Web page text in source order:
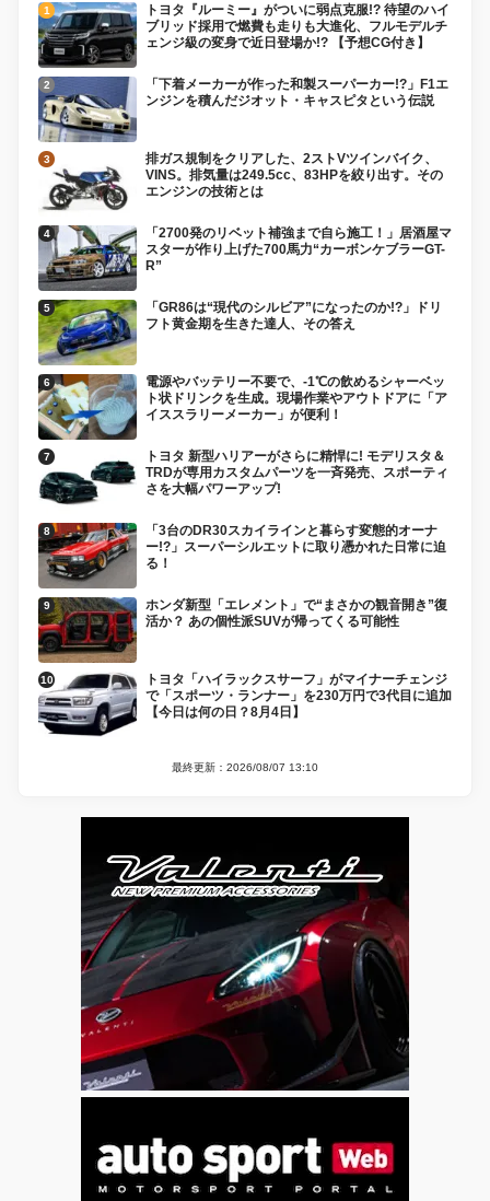
トヨタ『ルーミー』がついに弱点克服!? 待望のハイ
ブリッド採用で燃費も走りも大進化、フルモデルチ
ェンジ級の変身で近日登場か!? 【予想CG付き】
「下着メーカーが作った和製スーパーカー!?」F1エ
ンジンを積んだジオット・キャスピタという伝説
排ガス規制をクリアした、2ストVツインバイク、
VINS。排気量は249.5cc、83HPを絞り出す。その
エンジンの技術とは
「2700発のリベット補強まで自ら施工！」居酒屋マ
スターが作り上げた700馬力“カーボンケブラーGT-
R”
「GR86は“現代のシルビア”になったのか!?」ドリ
フト黄金期を生きた達人、その答え
電源やバッテリー不要で、-1℃の飲めるシャーベッ
ト状ドリンクを生成。現場作業やアウトドアに「ア
イススラリーメーカー」が便利！
トヨタ 新型ハリアーがさらに精悍に! モデリスタ＆
TRDが専用カスタムパーツを一斉発売、スポーティ
さを大幅パワーアップ!
「3台のDR30スカイラインと暮らす変態的オーナ
ー!?」スーパーシルエットに取り憑かれた日常に迫
る！
ホンダ新型「エレメント」で“まさかの観音開き”復
活か？ あの個性派SUVが帰ってくる可能性
トヨタ「ハイラックスサーフ」がマイナーチェンジ
で「スポーツ・ランナー」を230万円で3代目に追加
【今日は何の日？8月4日】
最終更新：2026/08/07 13:10